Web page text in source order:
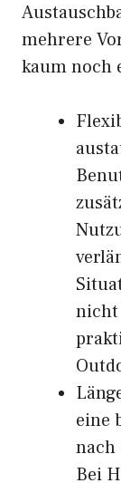
mehrere
kaum noch
nicht
eine
nach
Bei